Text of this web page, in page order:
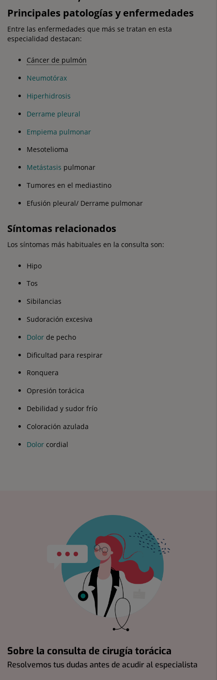
Principales patologías y enfermedades
Entre las enfermedades que más se tratan en esta
especialidad destacan:
Cáncer de pulmón
Neumotórax
Hiperhidrosis
Derrame pleural
Empiema pulmonar
Mesotelioma
Metástasis pulmonar
Tumores en el mediastino
Efusión pleural/ Derrame pulmonar
Síntomas relacionados
Los síntomas más habituales en la consulta son:
Hipo
Tos
Sibilancias
Sudoración excesiva
Dolor de pecho
Dificultad para respirar
Ronquera
Opresión torácica
Debilidad y sudor frío
Coloración azulada
Dolor cordial
Sobre la consulta de cirugía torácica
Resolvemos tus dudas antes de acudir al especialista